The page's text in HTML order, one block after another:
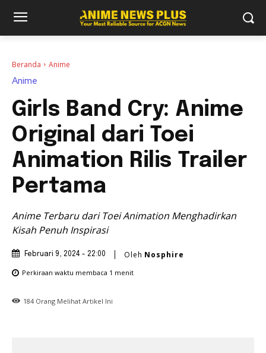
Beranda Anime
Anime
Girls Band Cry: Anime
Original dari Toei
Animation Rilis Trailer
Pertama
Anime Terbaru dari Toei Animation Menghadirkan
Kisah Penuh Inspirasi
Februari 9, 2024 - 22:00 Oleh Nosphire
Perkiraan waktu membaca 1 menit
184 Orang Melihat Artikel Ini